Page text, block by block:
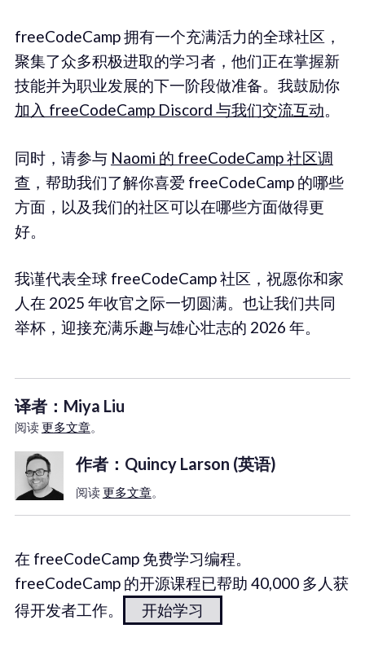
freeCodeCamp 拥有一个充满活力的全球社区，
聚集了众多积极进取的学习者，他们正在掌握新
技能并为职业发展的下一阶段做准备。我鼓励你
加入 freeCodeCamp Discord 与我们交流互动。
同时，请参与 Naomi 的 freeCodeCamp 社区调
查 ，帮助我们了解你喜爱 freeCodeCamp 的哪些
方面，以及我们的社区可以在哪些方面做得更
好。
我谨代表全球 freeCodeCamp 社区，祝愿你和家
人在 2025 年收官之际一切圆满。也让我们共同
举杯，迎接充满乐趣与雄心壮志的 2026 年。
译者：Miya Liu
阅读更多文章。
作者：Quincy Larson (英语)
阅读更多文章。
在 freeCodeCamp 免费学习编程。
freeCodeCamp 的开源课程已帮助 40,000 多人获
得开发者工作。
开始学习